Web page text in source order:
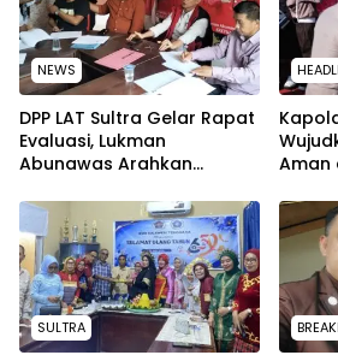
NEWS
‎DPP LAT Sultra Gelar Rapat
Evaluasi, Lukman
Abunawas Arahkan
Secara Rutin dan
Menyeluruh
Aman
SULTRA